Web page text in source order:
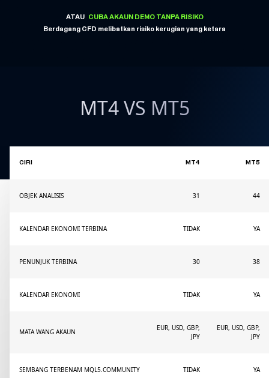
ATAU
CUBA AKAUN DEMO TANPA RISIKO
Berdagang CFD melibatkan risiko kerugian yang ketara
MT4 VS MT5
CIRI MT4 MT5
OBJEK ANALISIS 31 44
KALENDAR EKONOMI TERBINA TIDAK YA
PENUNJUK TERBINA 30 38
KALENDAR EKONOMI TIDAK YA
MATA WANG AKAUN
EUR, USD, GBP,
JPY
EUR, USD, GBP,
JPY
SEMBANG TERBENAM MQL5.COMMUNITY TIDAK YA